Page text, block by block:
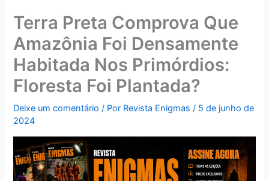
Terra Preta Comprova Que
Amazônia Foi Densamente
Habitada Nos Primórdios:
Floresta Foi Plantada?
Deixe um comentário / Por Revista Enigmas/ 5 de junho de
2024